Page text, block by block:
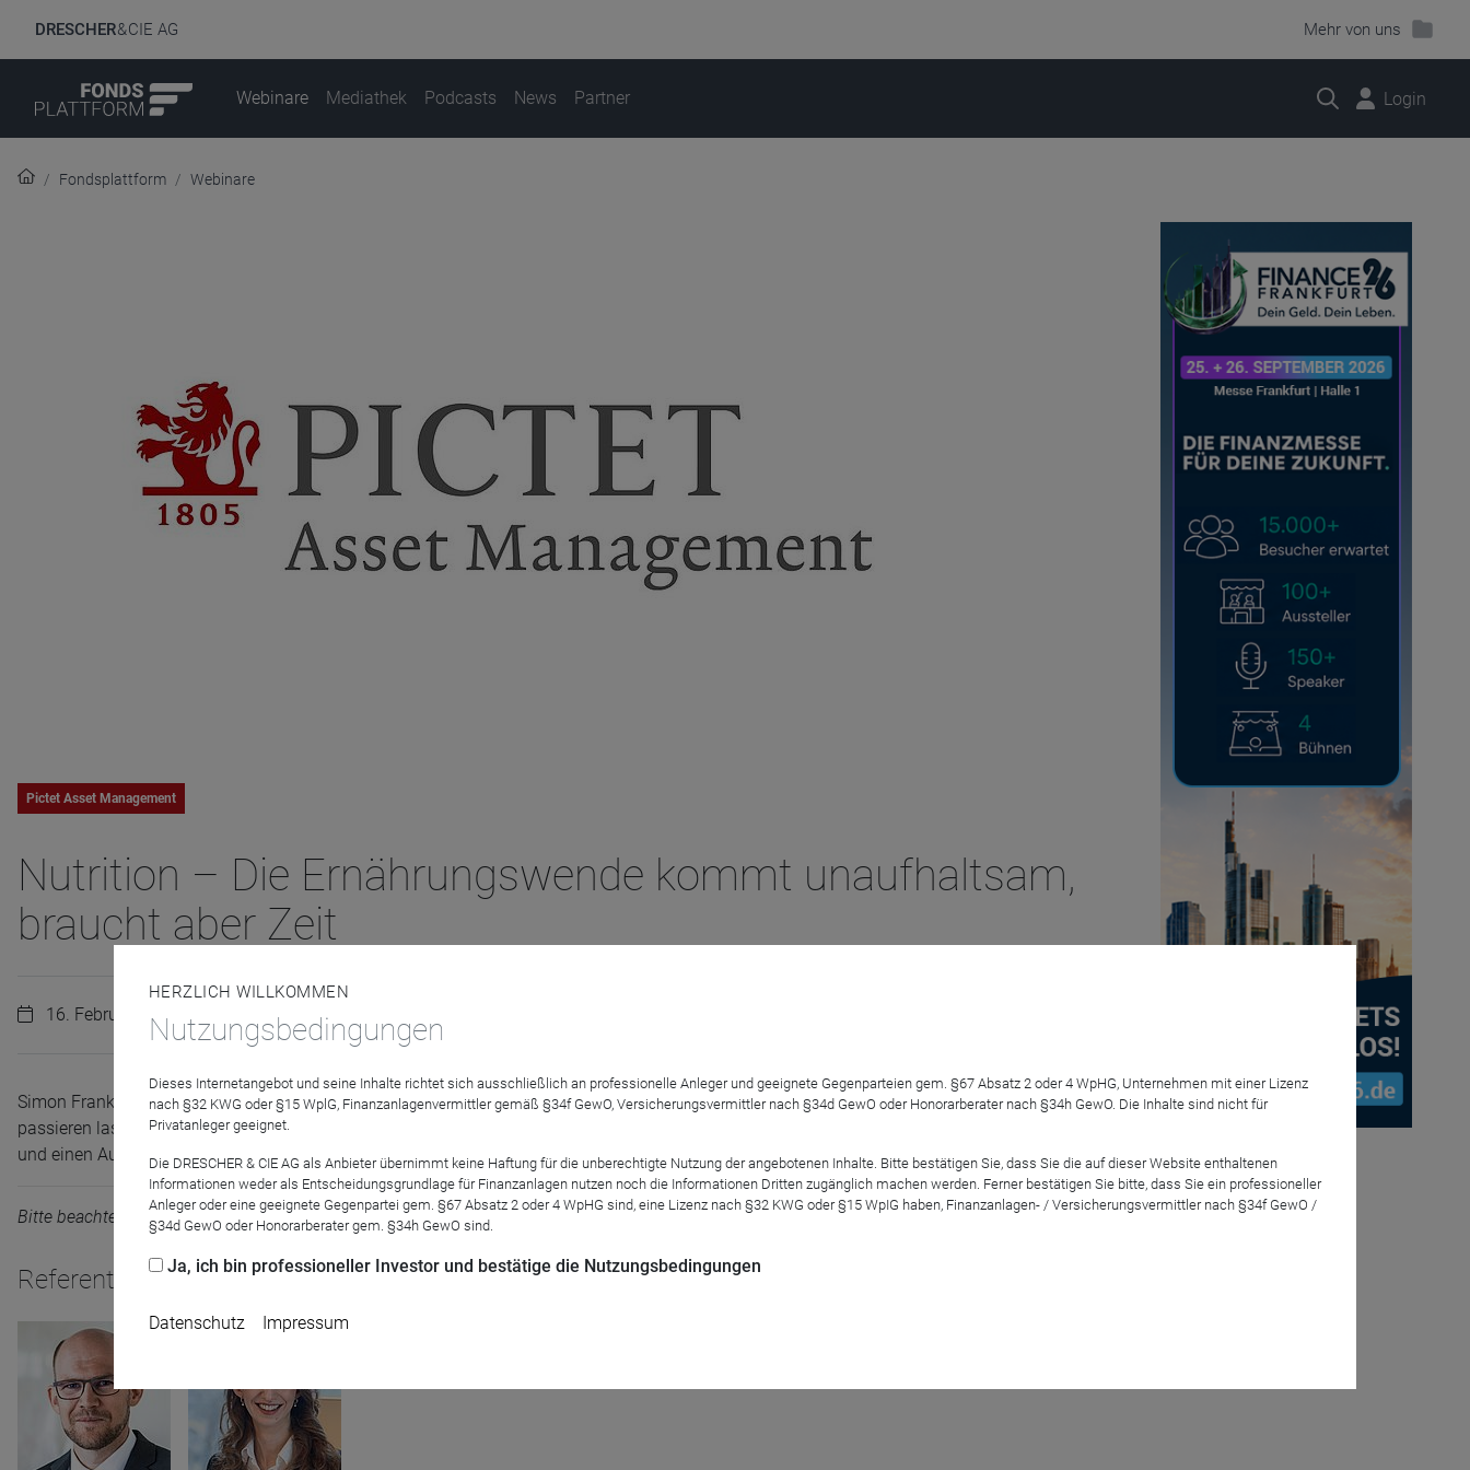
DRESCHER& CIE AG Mehr von uns
Suche Login
Webinare Mediathek Podcasts News Partner
Fondsplattform Webinare
Pictet Asset Management
Nutrition – Die Ernährungswende kommt unaufhaltsam,
braucht aber Zeit
16. Februar 2023 | 15:00 Uhr
Simon Frank (Senior Investment Advisor) und Lara Lorenz (Investment Advisor) werden das Jahr 2022 für die Ernährungs-Strategie Revue
passieren lassen, die jüngsten Entwicklungen an den Aktienmärkten, aber auch im Bereich unserer globalen Ernährungssysteme erläutern
und einen Ausblick für das Jahr 2023 und darüber hinaus geben. Das Webinar findet in deutscher Sprache statt.
Bitte beachten Sie, dass das Webinar am besten mit dem Webbrowser „Google Chrome“ oder „Safari“ (bei Apple-Geräten) funktioniert.
Referenten
HERZLICH WILLKOMMEN
Nutzungsbedingungen
Dieses Internetangebot und seine Inhalte richtet sich ausschließlich an professionelle Anleger und geeignete Gegenparteien gem. §67 Absatz 2 oder 4 WpHG, Unternehmen mit einer Lizenz
nach §32 KWG oder §15 WplG, Finanzanlagenvermittler gemäß §34f GewO, Versicherungsvermittler nach §34d GewO oder Honorarberater nach §34h GewO. Die Inhalte sind nicht für
Privatanleger geeignet.
Die DRESCHER & CIE AG als Anbieter übernimmt keine Haftung für die unberechtigte Nutzung der angebotenen Inhalte. Bitte bestätigen Sie, dass Sie die auf dieser Website enthaltenen
Informationen weder als Entscheidungsgrundlage für Finanzanlagen nutzen noch die Informationen Dritten zugänglich machen werden. Ferner bestätigen Sie bitte, dass Sie ein professioneller
Anleger oder eine geeignete Gegenpartei gem. §67 Absatz 2 oder 4 WpHG sind, eine Lizenz nach §32 KWG oder §15 WpIG haben, Finanzanlagen- / Versicherungsvermittler nach §34f GewO /
§34d GewO oder Honorarberater gem. §34h GewO sind.
Ja, ich bin professioneller Investor und bestätige die Nutzungsbedingungen
Datenschutz Impressum